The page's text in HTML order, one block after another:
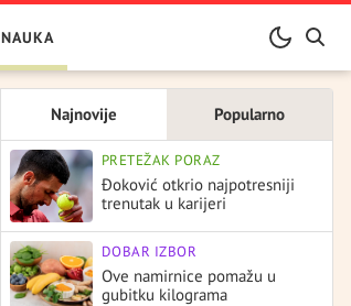
NAUKA
Najnovije Popularno
PRETEŽAK PORAZ
Đoković otkrio najpotresniji
trenutak u karijeri
DOBAR IZBOR
Ove namirnice pomažu u
gubitku kilograma